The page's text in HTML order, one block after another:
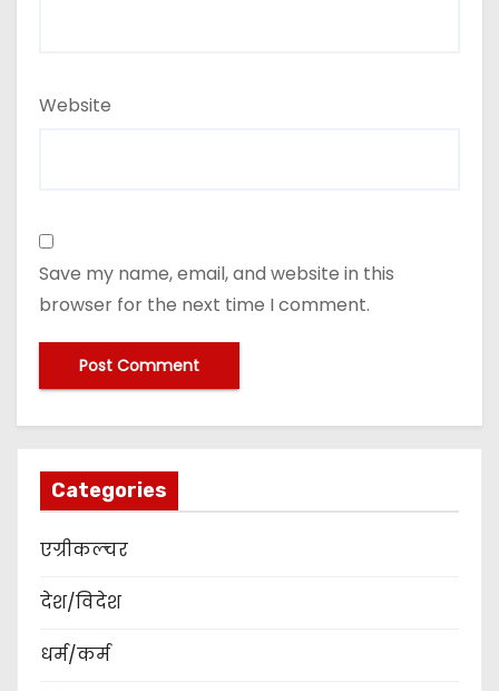
Website
Save my name, email, and website in this
browser for the next time I comment.
Categories
एग्रीकल्चर
देश/विदेश
धर्म/कर्म